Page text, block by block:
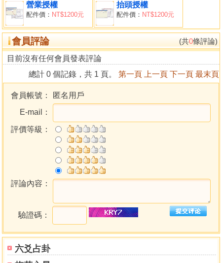
六爻占卦
卦盤提供問卦人的『八字』及『大運』（前後共顯示５個大
運）亦可將『八字』關閉不顯示。
卦盤提供自動縮放功能，可隨螢幕大小自動縮放，亦可關閉
此功能。
提供全螢幕顯示卦盤，將卦盤顯示在整個螢幕上。
提供卦盤列印（直接列印）及預視功能（先看後印）。
提供調整卦盤時間功能，可看著卦盤直接調整，即調即看。
提供卦盤參數設定，可設定卦盤內字型顏色大小、列印於紙
張的位置及比例大小…等。
提供『梅花卦』參考解說，解說內容可供撰寫及修改。
提供解說分析時同時顯示判斷程式索引，並可點選編輯來修
提供解說命理程式來無限擴充解說內容，可由此來擴充軟件
提供將命理程式建立成單一安裝檔，可將它分享給別人（需
有本軟件才可執行）。
軟件密碼保護，自動線上版本更新，更換軟件外觀風格介
面。
提供資料庫備份、回存、整理、修復等功能，讓資料庫更有
保障。
營業授權
配件價： NT$1200元
抬頭授權
配件價： NT$1200元
會員評論 (共0條評論)
目前沒有任何會員發表評論
總計 0 個記錄，共 1 頁。 第一頁 上一頁 下一頁 最末頁
會員帳號：
匿名用戶
E-mail：
評價等級：
評論內容：
驗證碼：